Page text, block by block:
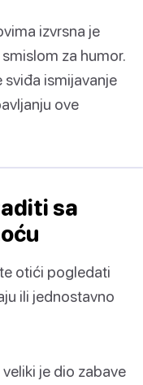
izvrsna je
za humor.
sviđa ismijavanje
ove
sa
otići pogledati
ili jednostavno
je dio zabave